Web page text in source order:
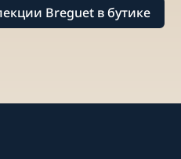
Breguet в бутике